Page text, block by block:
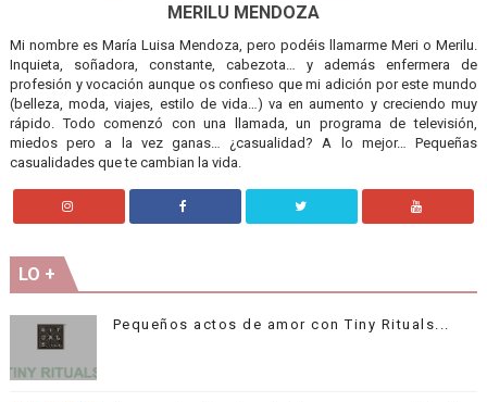
MERILU MENDOZA
Mi nombre es María Luisa Mendoza, pero podéis llamarme Meri o Merilu.
Inquieta, soñadora, constante, cabezota… y además enfermera de
profesión y vocación aunque os confieso que mi adición por este mundo
(belleza, moda, viajes, estilo de vida…) va en aumento y creciendo muy
rápido. Todo comenzó con una llamada, un programa de televisión,
miedos pero a la vez ganas… ¿casualidad? A lo mejor… Pequeñas
casualidades que te cambian la vida.
LO +
Pequeños actos de amor con Tiny Rituals...